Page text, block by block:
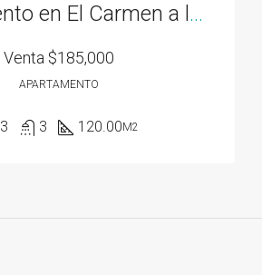
Apartamento en El Carmen a la venta
Venta $185,000
APARTAMENTO
3 3 120.00M2